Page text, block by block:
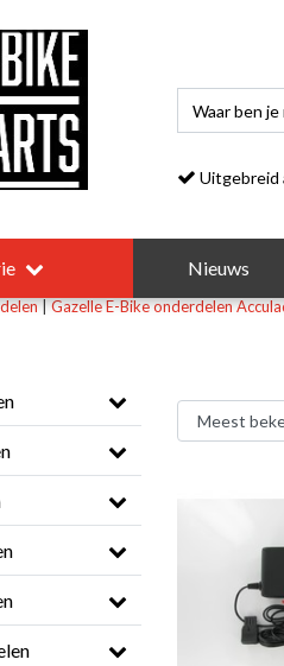
Uitgebreid
Nieuws
|Gazelle E-Bike onderdelen